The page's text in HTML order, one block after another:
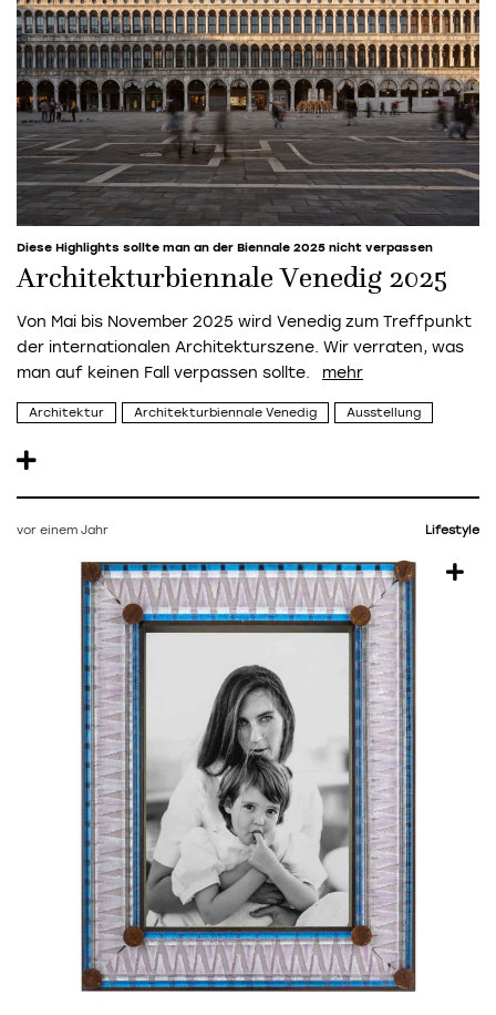
Diese Highlights sollte man an der Biennale 2025 nicht verpassen
Architekturbiennale Venedig 2025
Von Mai bis November 2025 wird Venedig zum Treffpunkt
der internationalen Architekturszene. Wir verraten, was
man auf keinen Fall verpassen sollte.
Architektur Architekturbiennale Venedig Ausstellung
vor einem Jahr Lifestyle